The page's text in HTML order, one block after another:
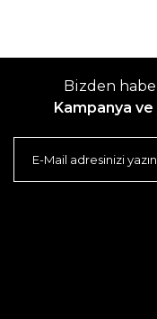
Bizden
Kampanya